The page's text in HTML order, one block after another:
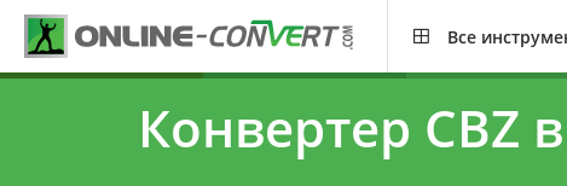
Все
Конвертер CBZ